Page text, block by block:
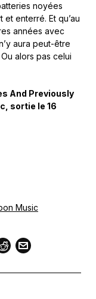
noyées
enterré. Et qu’au
années avec
aura peut-être
alors pas celui
And Previously
sortie le 16
Music